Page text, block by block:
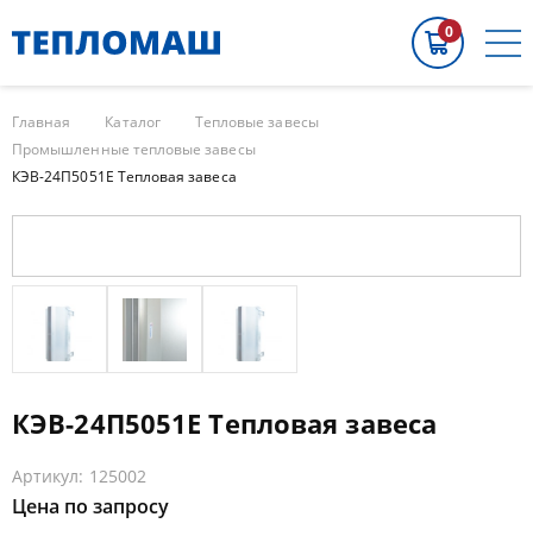
0
Главная Каталог
Тепловые завесы
Промышленные тепловые завесы
КЭВ-24П5051E Тепловая завеса
КЭВ-24П5051E Тепловая завеса
Артикул: 125002
Цена по запросу